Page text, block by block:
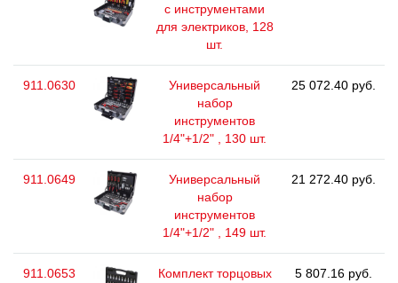
с инструментами
для электриков, 128
шт.
911.0630
Универсальный
набор
инструментов
1/4"+1/2" , 130 шт.
25 072.40 руб.
911.0649
Универсальный
набор
инструментов
1/4"+1/2" , 149 шт.
21 272.40 руб.
911.0653
Комплект торцовых
5 807.16 руб.